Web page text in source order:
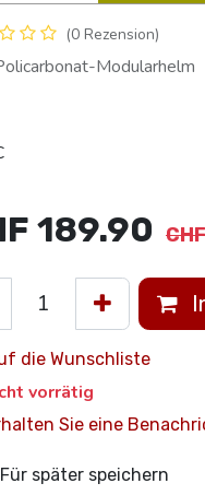
(0 Rezension)
Modularhelm
189.90
die Wunschliste
vorrätig
Sie eine
Für später speichern